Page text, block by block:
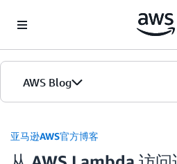
AWS Blog
首页
版本
亚马逊AWS官方博客